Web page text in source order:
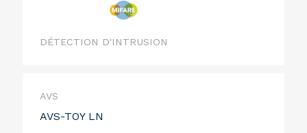
DÉTECTION D'INTRUSION
AVS
AVS-TOY LN